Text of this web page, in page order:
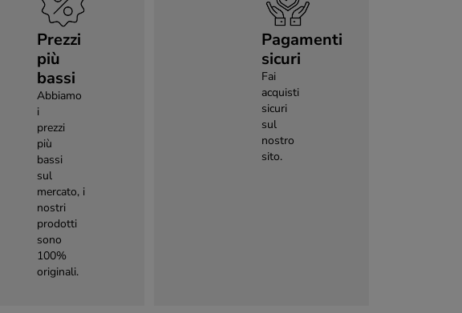
Prezzi
più
bassi
Abbiamo
i
prezzi
più
bassi
sul
mercato, i
nostri
prodotti
sono
100%
originali.
Pagamenti
sicuri
Fai
acquisti
sicuri
sul
nostro
sito.